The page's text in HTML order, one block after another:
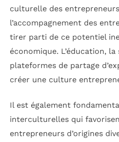
culturelle des
l’accompagnement des
tirer parti de ce potentiel
économique. L’éducation,
plateformes de partage
créer une culture
Il est également
interculturelles qui
entrepreneurs d’origines